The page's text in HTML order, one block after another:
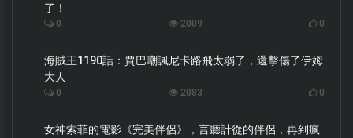
了！
0 2009 0
海賊王1190話：賈巴嘲諷尼卡路飛太弱了，還擊傷了伊姆
大人
0 2083 0
女神索菲的電影《完美伴侶》，言聽計從的伴侶，再到瘋